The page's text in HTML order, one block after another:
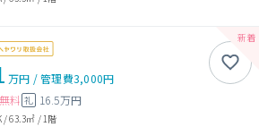
万円 /管理費3,000円
無料 礼 16.5万円
/63.3㎡ /1階